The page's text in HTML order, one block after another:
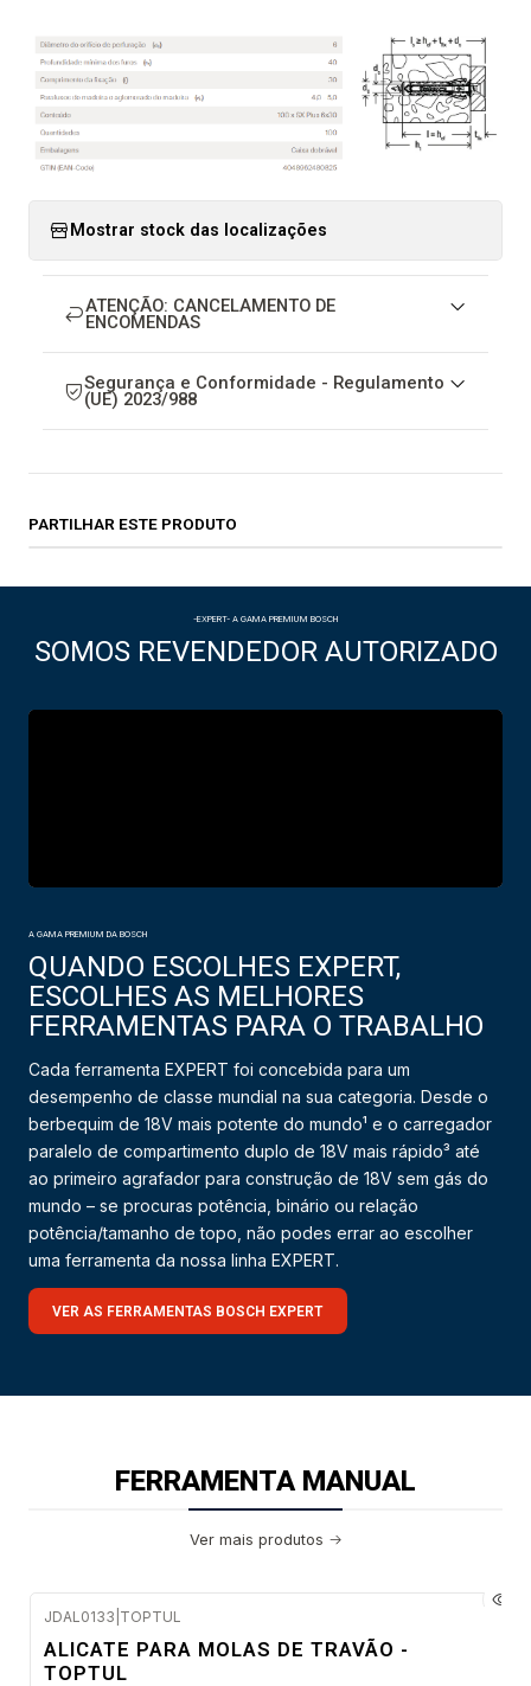
Mostrar stock das localizações
ATENÇÃO: CANCELAMENTO DE
ENCOMENDAS
Segurança e Conformidade - Regulamento
(UE) 2023/988
PARTILHAR ESTE PRODUTO
-EXPERT- A GAMA PREMIUM BOSCH
SOMOS REVENDEDOR AUTORIZADO
A GAMA PREMIUM DA BOSCH
QUANDO ESCOLHES EXPERT,
ESCOLHES AS MELHORES
FERRAMENTAS PARA O TRABALHO
Cada ferramenta EXPERT foi concebida para um
desempenho de classe mundial na sua categoria. Desde o
berbequim de 18V mais potente do mundo¹ e o carregador
paralelo de compartimento duplo de 18V mais rápido³ até
ao primeiro agrafador para construção de 18V sem gás do
mundo – se procuras potência, binário ou relação
potência/tamanho de topo, não podes errar ao escolher
uma ferramenta da nossa linha EXPERT.
VER AS FERRAMENTAS BOSCH EXPERT
FERRAMENTA MANUAL
Ver mais produtos
JDAL0133 TOPTUL
ALICATE PARA MOLAS DE TRAVÃO -
TOPTUL